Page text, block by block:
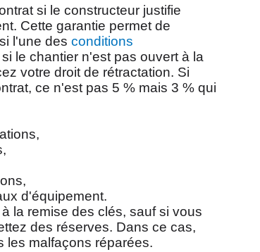
si le constructeur justifie
Cette garantie permet de
l'une des conditions
le chantier n'est pas ouvert à la
votre droit de rétractation. Si
ce n'est pas 5 % mais 3 % qui
d'équipement.
la remise des clés, sauf si vous
des réserves. Dans ce cas,
les malfaçons réparées.